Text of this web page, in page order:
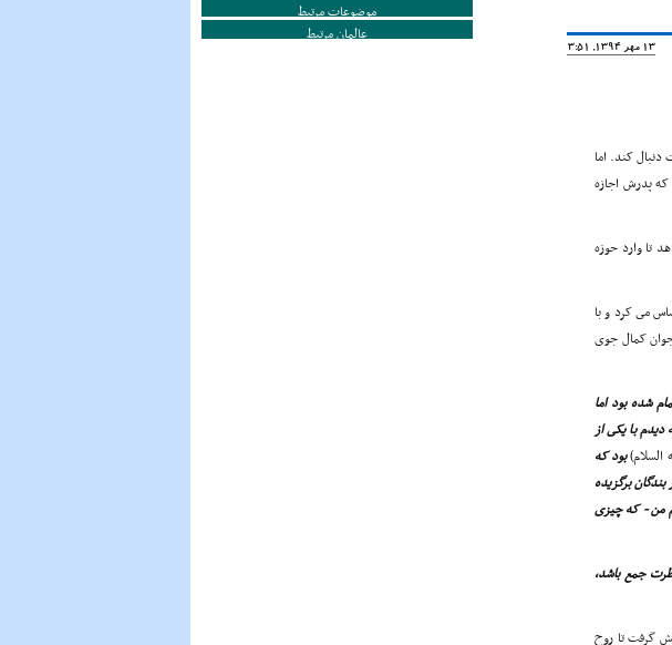
13 مهر 1394, 13:51
کند. اما
پدرش اجازه
تا وارد حوزه
مى کرد و با
کمال جوى
شده بود اما
با یکى از
السلام)بود که
برگزیده
من - که چیزى
جمع باشد،
گرفت تا روح
موضوعات مرتبط
عالمان مرتبط